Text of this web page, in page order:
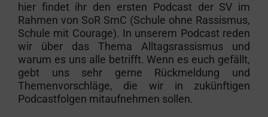
hier findet ihr den ersten Podcast der SV im
Rahmen von SoR SmC (Schule ohne Rassismus,
Schule mit Courage). In unserem Podcast reden
wir über das Thema Alltagsrassismus und
warum es uns alle betrifft. Wenn es euch gefällt,
gebt uns sehr gerne Rückmeldung und
Themenvorschläge, die wir in zukünftigen
Podcastfolgen mitaufnehmen sollen.